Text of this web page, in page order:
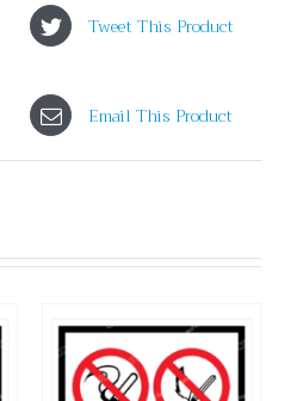
Tweet This Product
Email This Product